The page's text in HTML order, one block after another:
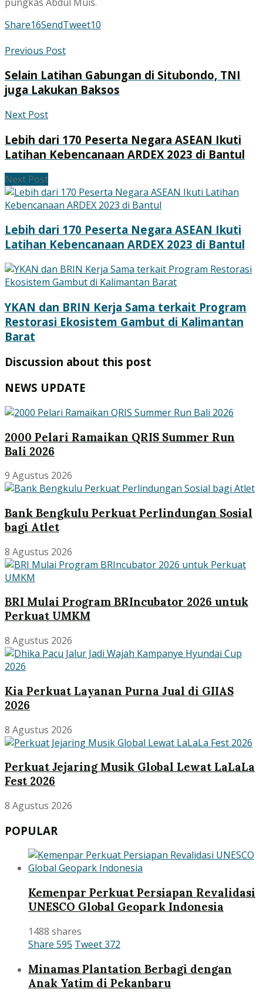
Share16SendTweet10
Previous Post
Selain Latihan Gabungan di Situbondo, TNI
juga Lakukan Baksos
Next Post
Lebih dari 170 Peserta Negara ASEAN Ikuti
Latihan Kebencanaan ARDEX 2023 di Bantul
Next Post
Lebih dari 170 Peserta Negara ASEAN Ikuti
Latihan Kebencanaan ARDEX 2023 di Bantul
YKAN dan BRIN Kerja Sama terkait Program
Restorasi Ekosistem Gambut di Kalimantan
Barat
Discussion about this post
NEWS UPDATE
2000 Pelari Ramaikan QRIS Summer Run
Bali 2026
9 Agustus 2026
Bank Bengkulu Perkuat Perlindungan Sosial
bagi Atlet
8 Agustus 2026
BRI Mulai Program BRIncubator 2026 untuk
Perkuat UMKM
8 Agustus 2026
Kia Perkuat Layanan Purna Jual di GIIAS
2026
8 Agustus 2026
Perkuat Jejaring Musik Global Lewat LaLaLa
Fest 2026
8 Agustus 2026
POPULAR
Kemenpar Perkuat Persiapan Revalidasi
UNESCO Global Geopark Indonesia
1488 shares
Share 595 Tweet372
Minamas Plantation Berbagi dengan
Anak Yatim di Pekanbaru